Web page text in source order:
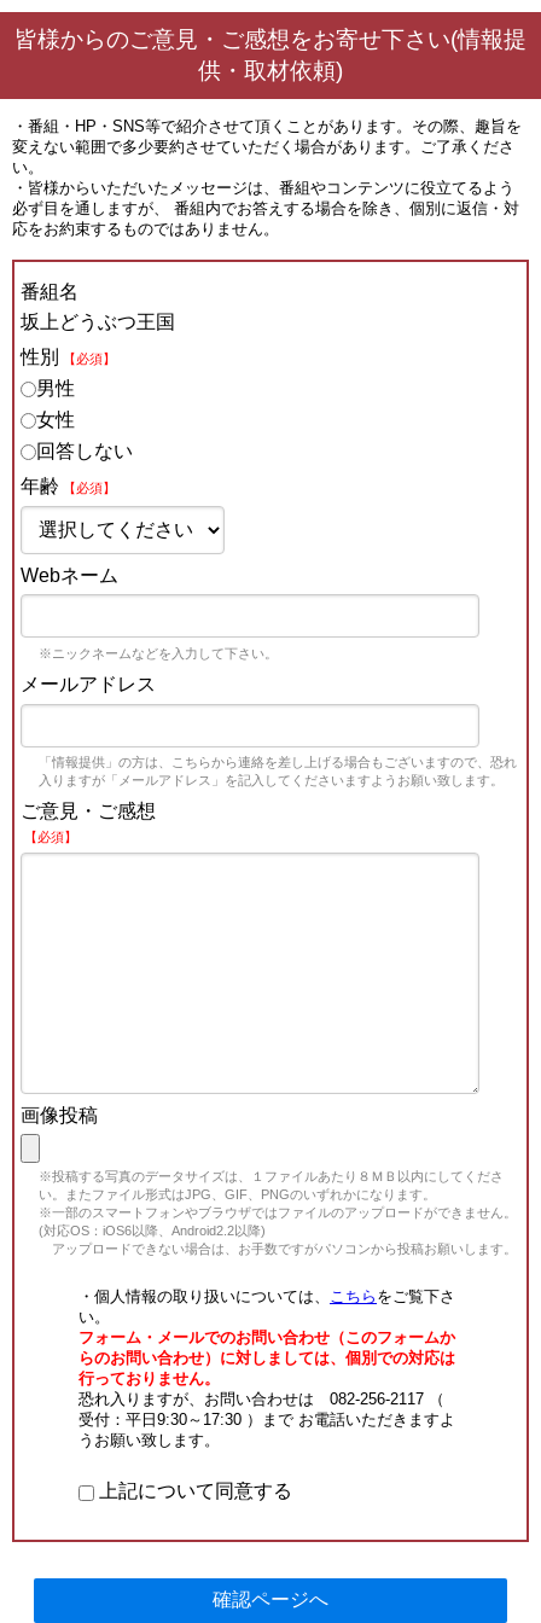
皆様からのご意見・ご感想をお寄せ下さい(情報提
供・取材依頼)
・番組・HP・SNS等で紹介させて頂くことがあります。その際、趣旨を
変えない範囲で多少要約させていただく場合があります。ご了承くださ
い。
・皆様からいただいたメッセージは、番組やコンテンツに役立てるよう
必ず目を通しますが、 番組内でお答えする場合を除き、個別に返信・対
応をお約束するものではありません。
番組名
坂上どうぶつ王国
性別
【必須】
男性
女性
回答しない
年齢
【必須】
Webネーム
※ニックネームなどを入力して下さい。
メールアドレス
「情報提供」の方は、こちらから連絡を差し上げる場合もございますので、恐れ
入りますが「メールアドレス」を記入してくださいますようお願い致します。
ご意見・ご感想
【必須】
画像投稿
※投稿する写真のデータサイズは、１ファイルあたり８ＭＢ以内にしてくださ
い。またファイル形式はJPG、GIF、PNGのいずれかになります。
※一部のスマートフォンやブラウザではファイルのアップロードができません。
(対応OS：iOS6以降、Android2.2以降)
アップロードできない場合は、お手数ですがパソコンから投稿お願いします。
・個人情報の取り扱いについては、 こちら をご覧下さ
い。
フォーム・メールでのお問い合わせ（このフォームか
らのお問い合わせ）に対しましては、個別での対応は
行っておりません。
恐れ入りますが、お問い合わせは 082-256-2117 （
受付：平日9:30～17:30 ）まで お電話いただきますよ
うお願い致します。
上記について同意する
確認ページへ